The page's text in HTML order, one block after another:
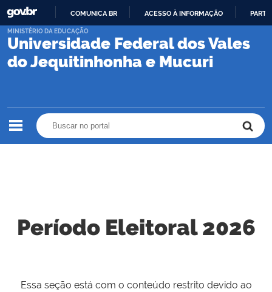
PARA
CONTEÚDO
COMUNICA BR ACESSO À INFORMAÇÃO
Universidade Federal dos Vales
do Jequitinhonha e Mucuri
MINISTÉRIO DA EDUCAÇÃO
Período Eleitoral 2026
Essa seção está com o conteúdo restrito devido ao